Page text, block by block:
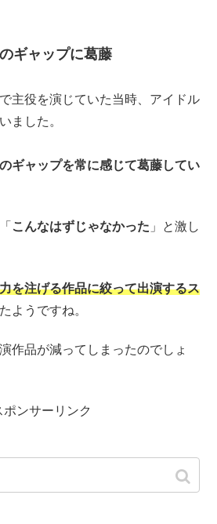
ギャップに葛藤
主役を演じていた当時、アイドル
ました。
ギャップを常に感じて葛藤してい
こんなはずじゃなかった 」と激し
を注げる作品に絞って出演するス
ようですね。
作品が減ってしまったのでしょ
ポンサーリンク